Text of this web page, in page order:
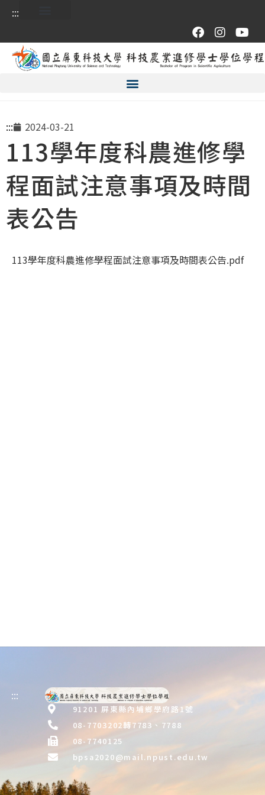
:::
::: 2024-03-21
113學年度科農進修學
程面試注意事項及時間
表公告
113學年度科農進修學程面試注意事項及時間表公告.pdf
:::
91201 屏東縣內埔鄉學府路1號
08-7703202轉7783、7788
08-7740125
bpsa2020@mail.npust.edu.tw